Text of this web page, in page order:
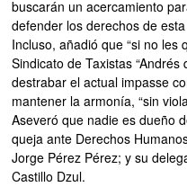
buscarán un acercamiento
defender los derechos de
Incluso, añadió que “si no les
Sindicato de Taxistas
destrabar el actual impasse
mantener la armonía, “sin
Aseveró que nadie es dueño
queja ante Derechos
Jorge Pérez Pérez; y su
Castillo Dzul.